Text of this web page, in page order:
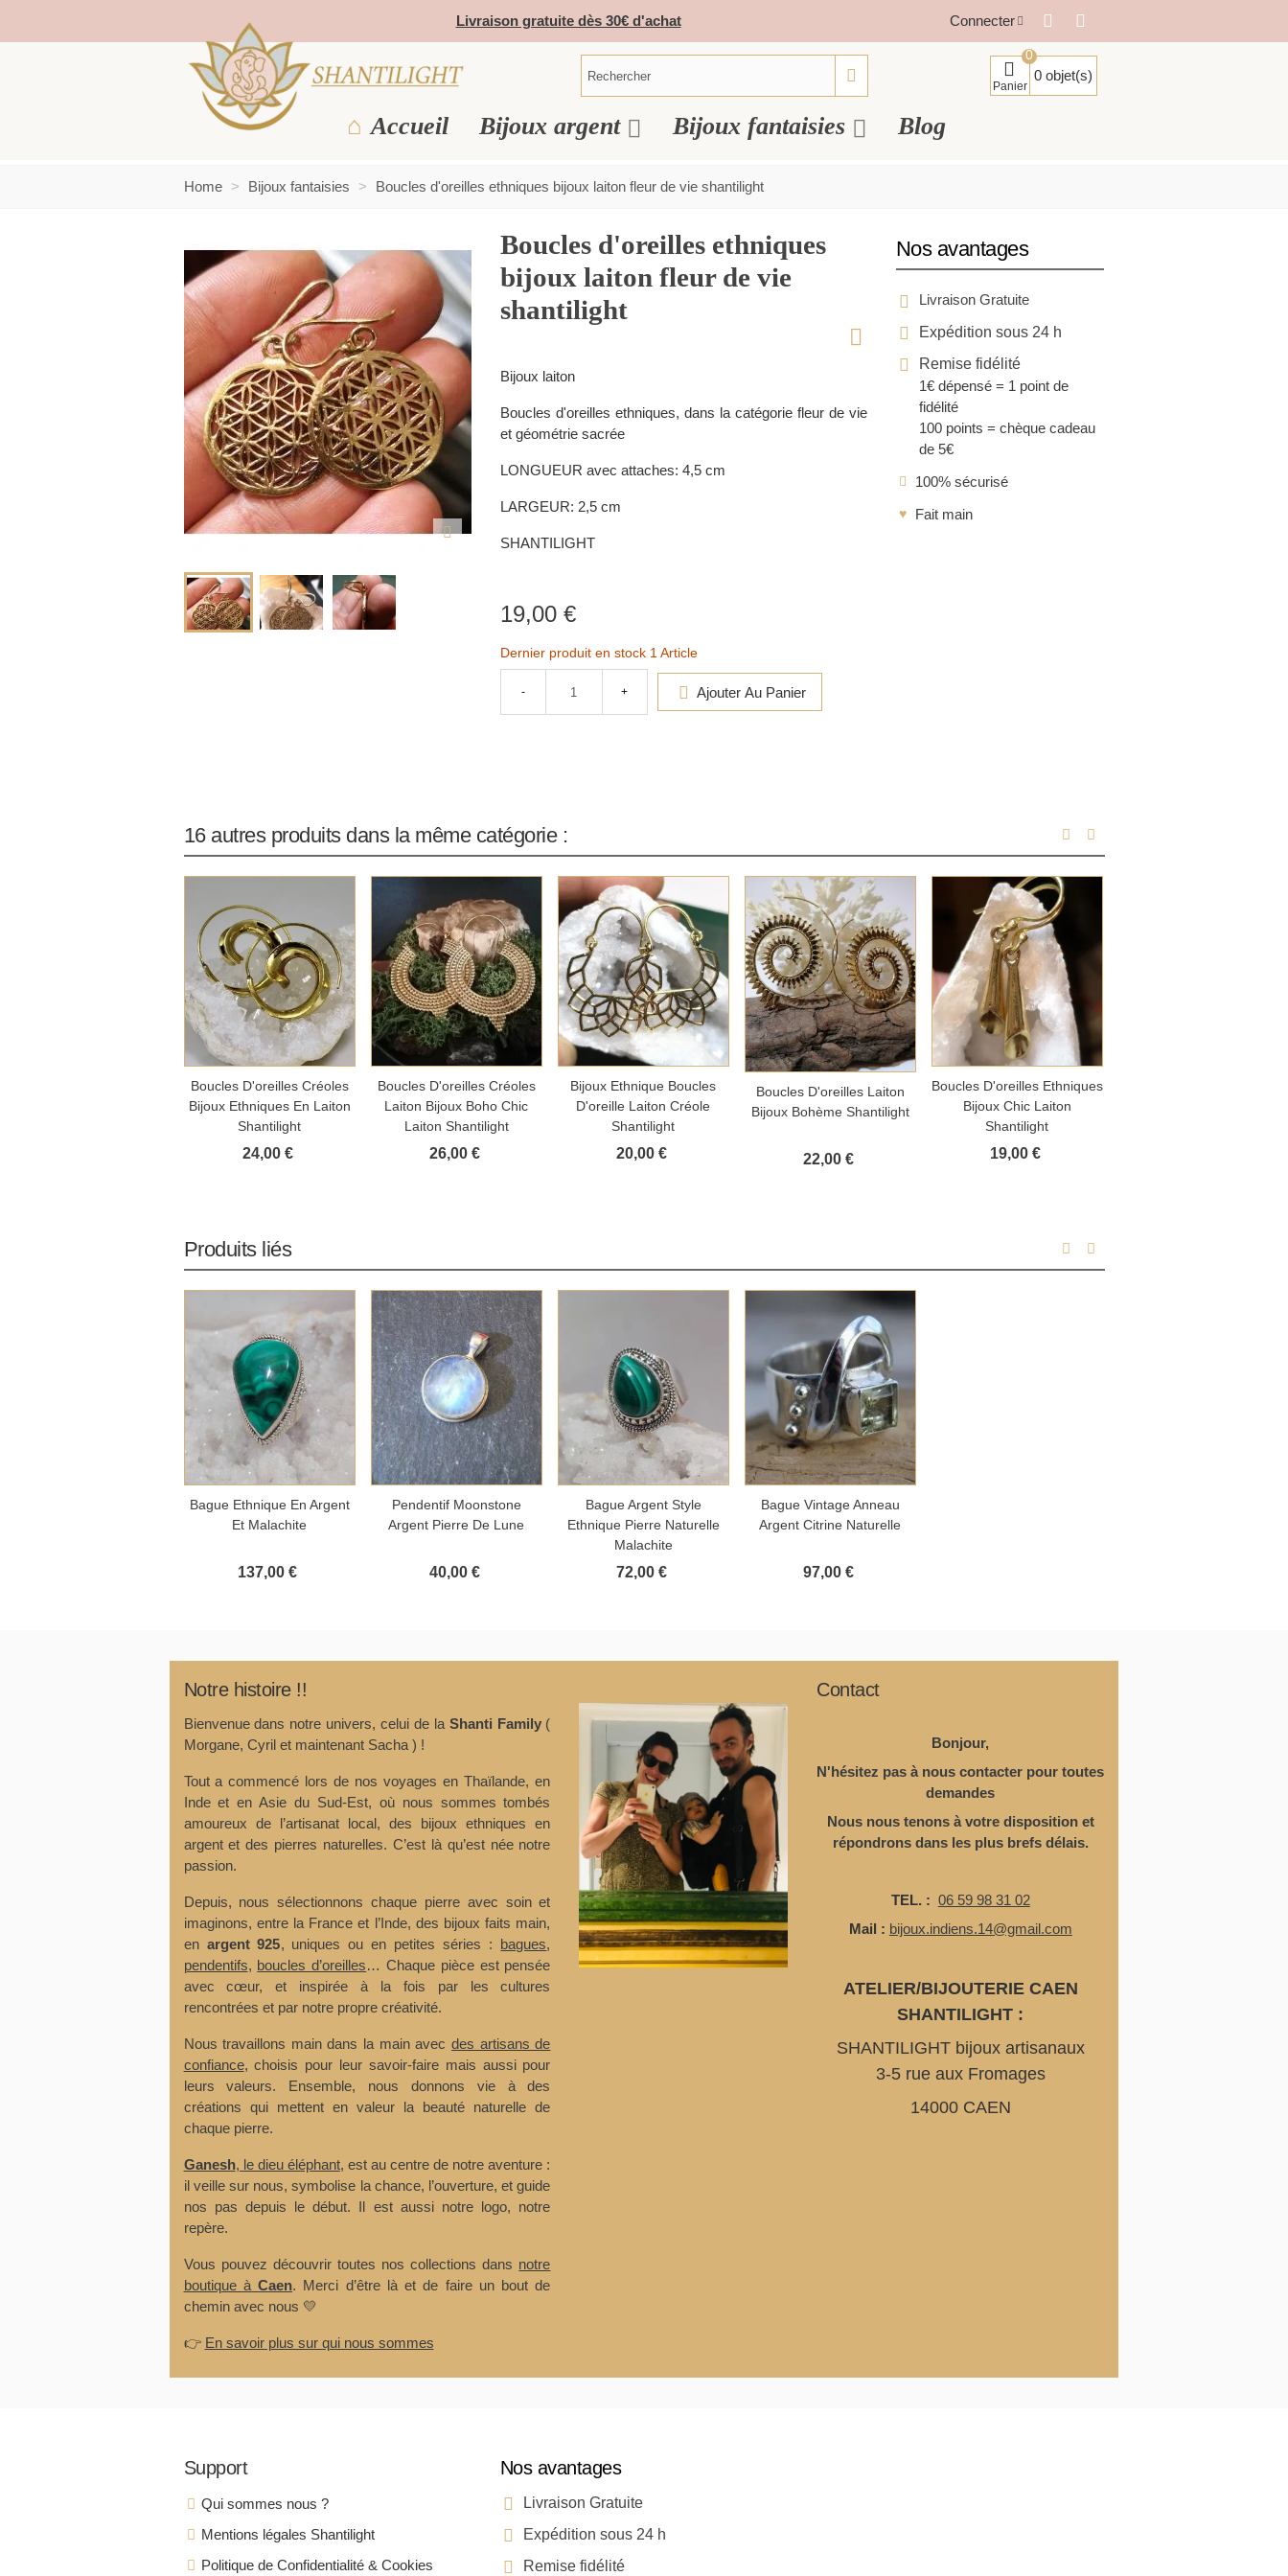
Livraison gratuite dès 30€ d'achat Connecter
Panier
0
0 objet(s)
Accueil Bijoux argent Bijoux fantaisies Blog
Home > Bijoux fantaisies > Boucles d'oreilles ethniques bijoux laiton fleur de vie shantilight
Boucles d'oreilles ethniques
bijoux laiton fleur de vie
shantilight
Bijoux laiton
Boucles d'oreilles ethniques, dans la catégorie fleur de vie
et géométrie sacrée
LONGUEUR avec attaches: 4,5 cm
LARGEUR: 2,5 cm
SHANTILIGHT
19,00 €
Dernier produit en stock 1 Article
- + Ajouter Au Panier
Nos avantages
Livraison Gratuite
Expédition sous 24 h
Remise fidélité
1€ dépensé = 1 point de
fidélité
100 points = chèque cadeau
de 5€
100% sécurisé
Fait main
16 autres produits dans la même catégorie :
Ajouter au panier
Boucles D'oreilles Créoles
Bijoux Ethniques En Laiton
Shantilight
24,00 €
Ajouter au panier
Boucles D'oreilles Créoles
Laiton Bijoux Boho Chic
Laiton Shantilight
26,00 €
Ajouter au panier
Bijoux Ethnique Boucles
D'oreille Laiton Créole
Shantilight
20,00 €
Ajouter au panier
Boucles D'oreilles Laiton
Bijoux Bohème Shantilight
22,00 €
Ajouter au panier
Boucles D'oreilles Ethniques
Bijoux Chic Laiton
Shantilight
19,00 €
Produits liés
Ajouter au panier
Bague Ethnique En Argent
Et Malachite
137,00 €
Ajouter au panier
Pendentif Moonstone
Argent Pierre De Lune
40,00 €
Ajouter au panier
Bague Argent Style
Ethnique Pierre Naturelle
Malachite
72,00 €
Ajouter au panier
Bague Vintage Anneau
Argent Citrine Naturelle
97,00 €
Notre histoire !!
Bienvenue dans notre univers, celui de la Shanti Family (
Morgane, Cyril et maintenant Sacha ) !
Tout a commencé lors de nos voyages en Thaïlande, en
Inde et en Asie du Sud-Est, où nous sommes tombés
amoureux de l’artisanat local, des bijoux ethniques en
argent et des pierres naturelles. C’est là qu’est née notre
passion.
Depuis, nous sélectionnons chaque pierre avec soin et
imaginons, entre la France et l’Inde, des bijoux faits main,
en argent 925, uniques ou en petites séries : bagues,
pendentifs, boucles d’oreilles… Chaque pièce est pensée
avec cœur, et inspirée à la fois par les cultures
rencontrées et par notre propre créativité.
Nous travaillons main dans la main avecdes artisans de
confiance, choisis pour leur savoir-faire mais aussi pour
leurs valeurs. Ensemble, nous donnons vie à des
créations qui mettent en valeur la beauté naturelle de
chaque pierre.
Ganesh, le dieu éléphant, est au centre de notre aventure :
il veille sur nous, symbolise la chance, l’ouverture, et guide
nos pas depuis le début. Il est aussi notre logo, notre
repère.
Vous pouvez découvrir toutes nos collections dans notre
boutique àCaen. Merci d’être là et de faire un bout de
chemin avec nous 💛
👉 En savoir plus sur qui nous sommes
Contact
Bonjour,
N'hésitez pas à nous contacter pour toutes
demandes
Nous nous tenons à votre disposition et
répondrons dans les plus brefs délais.
TEL. : 06 59 98 31 02
Mail : bijoux.indiens.14@gmail.com
ATELIER/BIJOUTERIE CAEN
SHANTILIGHT :
SHANTILIGHT bijoux artisanaux
3-5 rue aux Fromages
14000 CAEN
Support
Qui sommes nous ?
Mentions légales Shantilight
Politique de Confidentialité & Cookies
Nos avantages
Livraison Gratuite
Expédition sous 24 h
Remise fidélité